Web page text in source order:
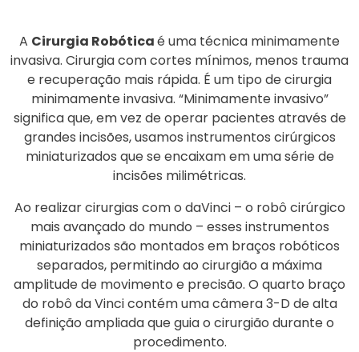
A Cirurgia Robóticaé uma técnica minimamente
invasiva. Cirurgia com cortes mínimos, menos trauma
e recuperação mais rápida. É um tipo de cirurgia
minimamente invasiva. “Minimamente invasivo”
significa que, em vez de operar pacientes através de
grandes incisões, usamos instrumentos cirúrgicos
miniaturizados que se encaixam em uma série de
incisões milimétricas.
Ao realizar cirurgias com o daVinci – o robô cirúrgico
mais avançado do mundo – esses instrumentos
miniaturizados são montados em braços robóticos
separados, permitindo ao cirurgião a máxima
amplitude de movimento e precisão. O quarto braço
do robô da Vinci contém uma câmera 3-D de alta
definição ampliada que guia o cirurgião durante o
procedimento.